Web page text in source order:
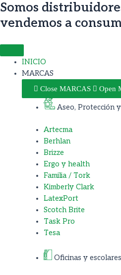
Ir
contenido
Somos
vendemos a
INICIO
MARCAS
Close MARCAS Open
Aseo, Protección
Artecma
Berhlan
Brizze
Ergo y health
Familia / Tork
Kimberly Clark
LatexPort
Scotch Brite
Task Pro
Tesa
Oficinas y escolares
Búsqueda
productos